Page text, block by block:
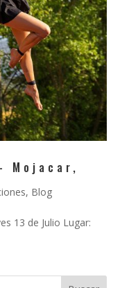
Mojacar,
, Blog
13 de Julio Lugar: